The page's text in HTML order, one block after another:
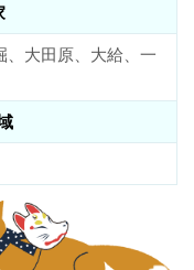
、大田原、大給、一